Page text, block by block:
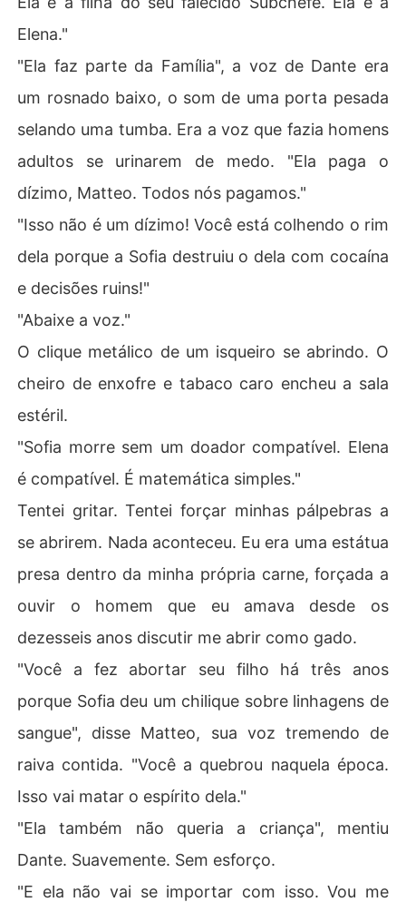
Elena."
"Ela faz parte da Família", a voz de Dante era
um rosnado baixo, o som de uma porta pesada
selando uma tumba. Era a voz que fazia homens
adultos se urinarem de medo. "Ela paga o
dízimo, Matteo. Todos nós pagamos."
"Isso não é um dízimo! Você está colhendo o rim
dela porque a Sofia destruiu o dela com cocaína
e decisões ruins!"
"Abaixe a voz."
O clique metálico de um isqueiro se abrindo. O
cheiro de enxofre e tabaco caro encheu a sala
estéril.
"Sofia morre sem um doador compatível. Elena
é compatível. É matemática simples."
Tentei gritar. Tentei forçar minhas pálpebras a
se abrirem. Nada aconteceu. Eu era uma estátua
presa dentro da minha própria carne, forçada a
ouvir o homem que eu amava desde os
dezesseis anos discutir me abrir como gado.
"Você a fez abortar seu filho há três anos
porque Sofia deu um chilique sobre linhagens de
sangue", disse Matteo, sua voz tremendo de
raiva contida. "Você a quebrou naquela época.
Isso vai matar o espírito dela."
"Ela também não queria a criança", mentiu
Dante. Suavemente. Sem esforço.
"E ela não vai se importar com isso. Vou me